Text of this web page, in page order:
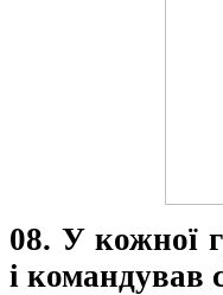
08. У кожної
і командував